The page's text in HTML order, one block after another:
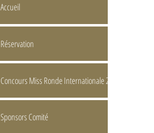
Accueil
Réservation
Concours Miss Ronde Internationale 2026
Sponsors Comité